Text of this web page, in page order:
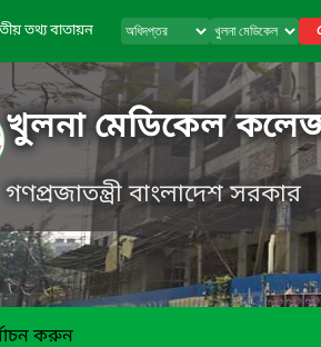
তথ্য বাতায়ন
খুলনা মেডিকেল
গণপ্রজাতন্ত্রী বাংলাদেশ সরকার
করুন